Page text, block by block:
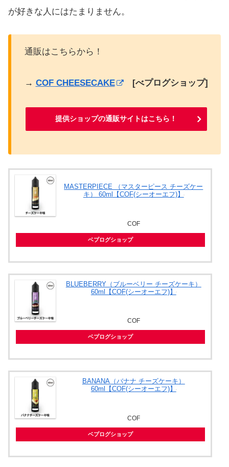
が好きな人にはたまりません。
通販はこちらから！
→ COF CHEESECAKE [べプログショップ]
提供ショップの通販サイトはこちら！
MASTERPIECE （マスターピース チーズケー
キ） 60ml【COF(シーオーエフ)】
COF
ベプログショップ
BLUEBERRY（ブルーベリー チーズケーキ）
60ml【COF(シーオーエフ)】
COF
ベプログショップ
BANANA（バナナ チーズケーキ）
60ml【COF(シーオーエフ)】
COF
ベプログショップ